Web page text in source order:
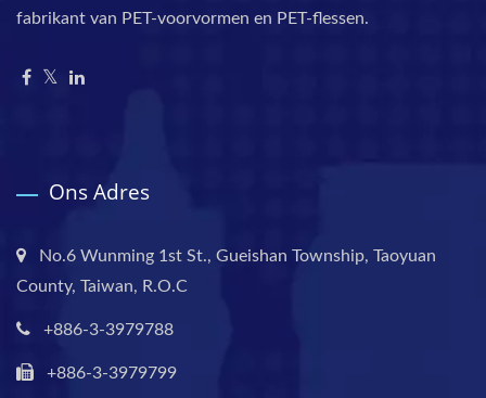
fabrikant van PET-voorvormen en PET-flessen.
Ons Adres
No.6 Wunming 1st St., Gueishan Township, Taoyuan
County, Taiwan, R.O.C
+886-3-3979788
+886-3-3979799